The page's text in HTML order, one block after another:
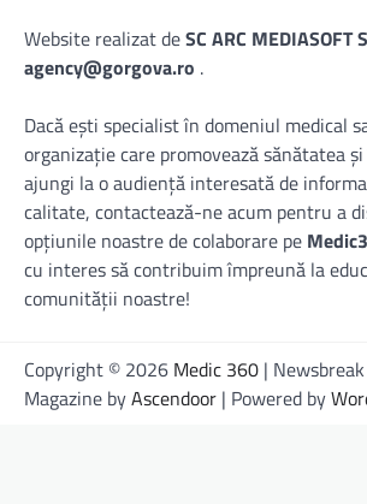
Website realizat deSC ARC MEDIASOFT
agency@gorgova.ro .
Dacă ești specialist în domeniul medical
organizație care promovează sănătatea
ajungi la o audiență interesată de
calitate, contactează-ne acum pentru a
opțiunile noastre de colaborare pe
cu interes să contribuim împreună la
comunității noastre!
Copyright © 2026 Medic 360 | Newsbreak
Magazine byAscendoor | Powered by